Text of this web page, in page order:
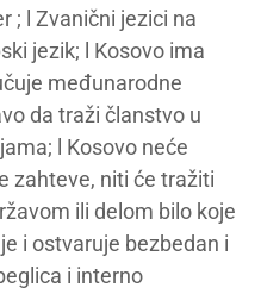
; l Zvanični jezici na
jezik; l Kosovo ima
međunarodne
da traži članstvo u
l Kosovo neće
zahteve, niti će tražiti
ili delom bilo koje
i ostvaruje bezbedan i
i interno